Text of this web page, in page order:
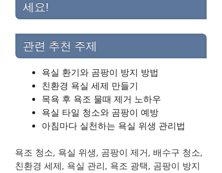
세요!
관련 추천 주제
욕실 환기와 곰팡이 방지 방법
친환경 욕실 세제 만들기
목욕 후 욕조 물때 제거 노하우
욕실 타일 청소와 곰팡이 예방
아침마다 실천하는 욕실 위생 관리법
욕조 청소, 욕실 위생, 곰팡이 제거, 배수구 청소,
친환경 세제, 욕실 관리, 욕조 광택, 곰팡이 방지